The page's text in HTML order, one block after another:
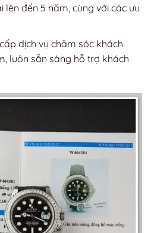
đến 5 năm, cùng với các ưu
dịch vụ chăm sóc khách
luôn sẵn sàng hỗ trợ khách